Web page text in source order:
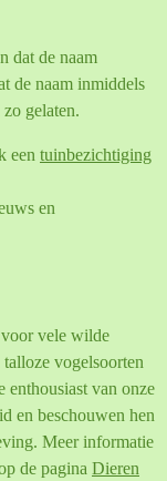
dat de naam
de naam inmiddels
gelaten.
een tuinbezichtiging
en
vele wilde
vogelsoorten
enthousiast van onze
en beschouwen hen
Meer informatie
de pagina Dieren